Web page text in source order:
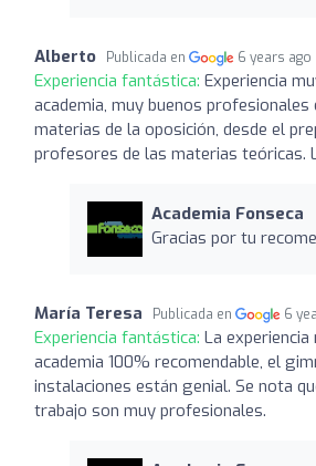
Alberto Publicada en 6 years ago
Experiencia fantástica: Experiencia
academia, muy buenos profesionales
materias de la oposición, desde el
profesores de las materias teóricas.
Academia Fonseca
Gracias por tu
María Teresa Publicada en 6
Experiencia fantástica: La experiencia
academia 100% recomendable, el
instalaciones están genial. Se nota
trabajo son muy profesionales.